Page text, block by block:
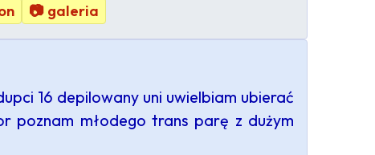
📷 galeria
16 depilowany uni uwielbiam ubierać
poznam młodego trans parę z dużym